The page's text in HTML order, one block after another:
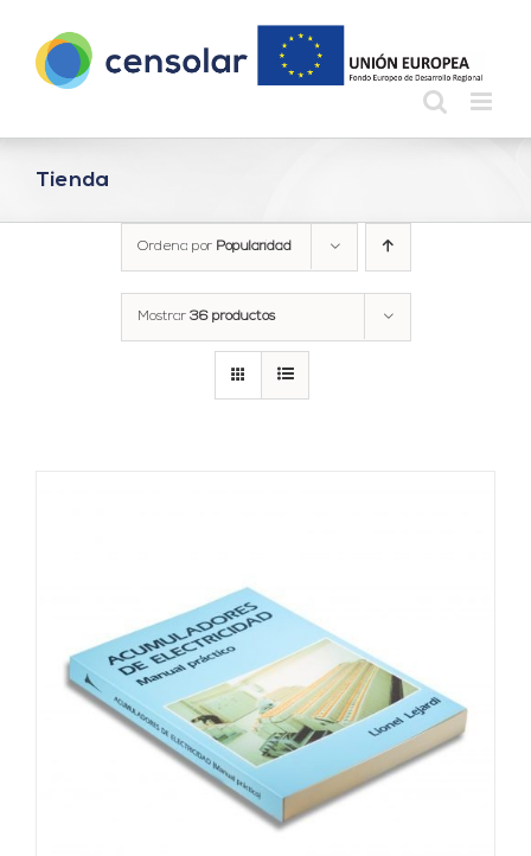
contenido
Tienda
Ordena por Popularidad
Mostrar 36 productos